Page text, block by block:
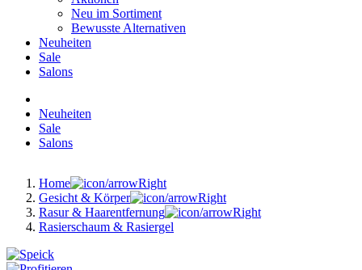
Neu im Sortiment
Bewusste Alternativen
Neuheiten
Sale
Salons
Neuheiten
Sale
Salons
Home
Gesicht & Körper
Rasur & Haarentfernung
Rasierschaum & Rasiergel